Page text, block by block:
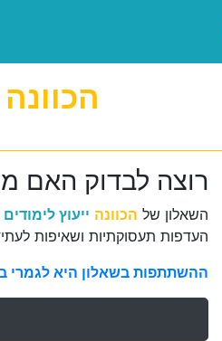
הכוונה
רוצה לבדוק האם
השאלון של הכוונה ייעוץ לימודים
העדפות תעסוקתיות ושאיפות
ההשתתפות בשאלון היא לגמרי